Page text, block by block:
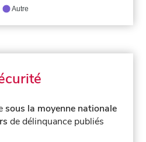
Autre
sous la moyenne nationale
de délinquance publiés